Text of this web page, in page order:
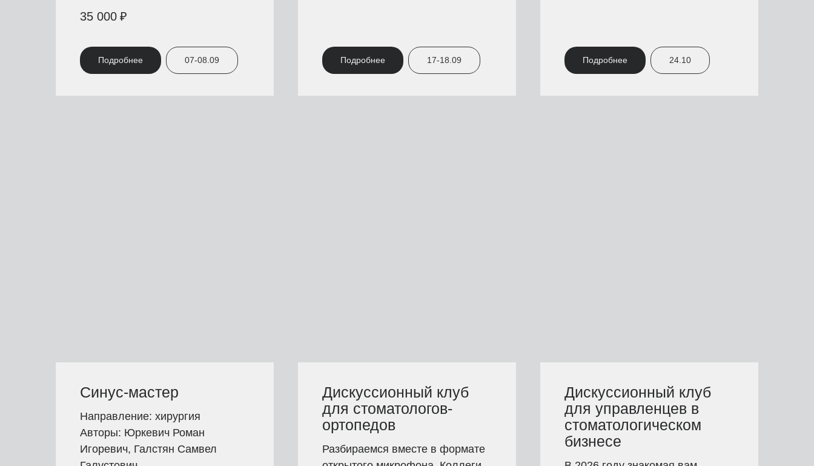
35 000 ₽
Подробнее 07-08.09 Подробнее 17-18.09 Подробнее 24.10
Синус-мастер
Направление: хирургия
Авторы: Юркевич Роман
Игоревич, Галстян Самвел
Дискуссионный клуб
для стоматологов-
ортопедов
Разбираемся вместе в формате
Дискуссионный клуб
для управленцев в
стоматологическом
бизнесе